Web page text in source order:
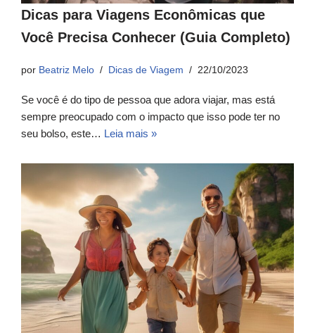
Dicas para Viagens Econômicas que
Você Precisa Conhecer (Guia Completo)
por Beatriz Melo Dicas de Viagem 22/10/2023
Se você é do tipo de pessoa que adora viajar, mas está
sempre preocupado com o impacto que isso pode ter no
seu bolso, este… Leia mais »